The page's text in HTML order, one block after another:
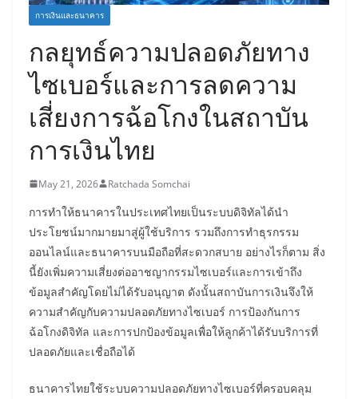
การเงินและธนาคาร
กลยุทธ์ความปลอดภัยทาง
ไซเบอร์และการลดความ
เสี่ยงการฉ้อโกงในสถาบัน
การเงินไทย
May 21, 2026 Ratchada Somchai
การทำให้ธนาคารในประเทศไทยเป็นระบบดิจิทัลได้นำ
ประโยชน์มากมายมาสู่ผู้ใช้บริการ รวมถึงการทำธุรกรรม
ออนไลน์และธนาคารบนมือถือที่สะดวกสบาย อย่างไรก็ตาม สิ่ง
นี้ยังเพิ่มความเสี่ยงต่ออาชญากรรมไซเบอร์และการเข้าถึง
ข้อมูลสำคัญโดยไม่ได้รับอนุญาต ดังนั้นสถาบันการเงินจึงให้
ความสำคัญกับความปลอดภัยทางไซเบอร์ การป้องกันการ
ฉ้อโกงดิจิทัล และการปกป้องข้อมูลเพื่อให้ลูกค้าได้รับบริการที่
ปลอดภัยและเชื่อถือได้
ธนาคารไทยใช้ระบบความปลอดภัยทางไซเบอร์ที่ครอบคลุม